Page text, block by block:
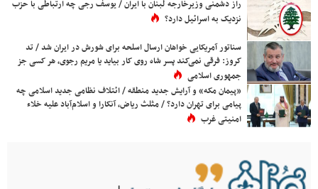
راز دشمنی وزیرخارجه لبنان با ایران / یوسف رجی چه ارتباطی با حزب
نزدیک به اسرائیل دارد؟
سناتور آمریکایی خواهان ارسال اسلحه برای شورش در ایران شد / تد
کروز: فرقی نمی‌کند پسر شاه روی کار بیاید یا مریم رجوی، هر کسی جز
جمهوری اسلامی
«پیمان مکه» و آرایش جدید منطقه / ائتلاف نظامی جدید اسلامی چه
پیامی برای تهران دارد؟ / مثلث ریاض، آنکارا و اسلام‌آباد علیه خلاء
امنیتی غرب